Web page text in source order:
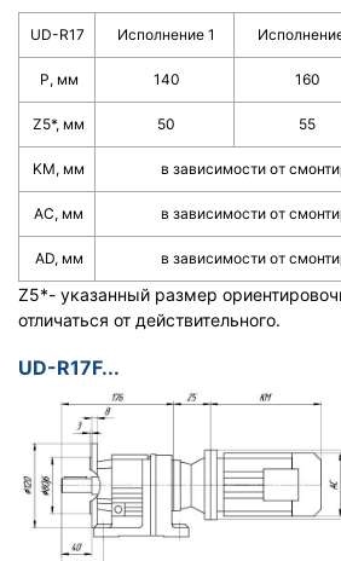
UD-R17 Исполнение 1
Р, мм 140 160
Z5*, мм 50 55
KM, мм в зависимости от
АС, мм в зависимости от
AD, мм в зависимости от
Z5*- указанный размер
отличаться от действительного.
UD-R17F...